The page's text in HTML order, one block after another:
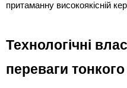
притаманну високоякісній
Технологічні
переваги